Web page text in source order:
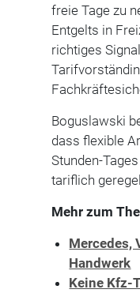
freie Tage zu
Entgelts in
richtiges
Boguslawski
dass flexible
Stunden-
tariflich
Mehr zum
Mercedes,
Handwerk
Keine Kfz-